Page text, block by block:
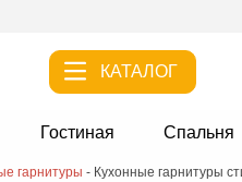
КАТАЛОГ
Гостиная Спальня
гарнитуры - Кухонные гарнитуры